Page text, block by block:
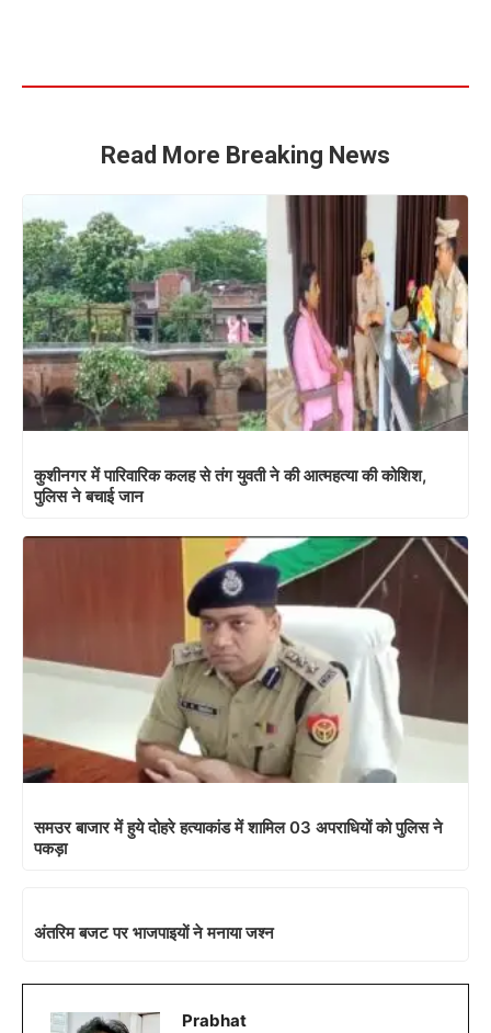
Read More Breaking News
कुशीनगर में पारिवारिक कलह से तंग युवती ने की आत्महत्या की कोशिश,
पुलिस ने बचाई जान
समउर बाजार में हुये दोहरे हत्याकांड में शामिल 03 अपराधियों को पुलिस ने
पकड़ा
अंतरिम बजट पर भाजपाइयों ने मनाया जश्न
Prabhat